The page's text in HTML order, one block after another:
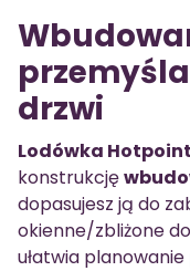
drzwi
Lodówka
konstrukcję
dopasujesz ją do
okienne/zbliżone
ułatwia